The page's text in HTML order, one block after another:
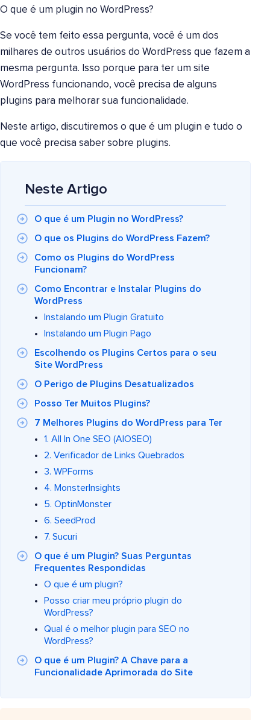
O que é um plugin no WordPress?
Se você tem feito essa pergunta, você é um dos
milhares de outros usuários do WordPress que fazem a
mesma pergunta. Isso porque para ter um site
WordPress funcionando, você precisa de alguns
plugins para melhorar sua funcionalidade.
Neste artigo, discutiremos o que é um plugin e tudo o
que você precisa saber sobre plugins.
Neste Artigo
O que é um Plugin no WordPress?
O que os Plugins do WordPress Fazem?
Como os Plugins do WordPress
Funcionam?
Como Encontrar e Instalar Plugins do
WordPress
Instalando um Plugin Gratuito
Instalando um Plugin Pago
Escolhendo os Plugins Certos para o seu
Site WordPress
O Perigo de Plugins Desatualizados
Posso Ter Muitos Plugins?
7 Melhores Plugins do WordPress para Ter
1. All In One SEO (AIOSEO)
2. Verificador de Links Quebrados
3. WPForms
4. MonsterInsights
5. OptinMonster
6. SeedProd
7. Sucuri
O que é um Plugin? Suas Perguntas
Frequentes Respondidas
O que é um plugin?
Posso criar meu próprio plugin do
WordPress?
Qual é o melhor plugin para SEO no
WordPress?
O que é um Plugin? A Chave para a
Funcionalidade Aprimorada do Site